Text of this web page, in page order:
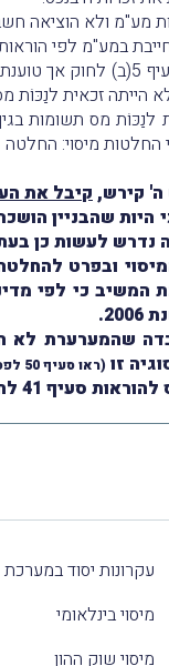
ולא הוציאה
סעיף 5(ב) לחוק מע"מ, וזאת מהטעם שהנכס נרכש
הייתה זכאית לנַכּוֹת
מס תשומות בגין
מיסוי: החלטה 8/11
ה' קירש, קיבל את
היות שהבניין
לעשות כן בעת
שהמערערת
זו (ראו סעיף 50 לפסק-הדין)
ותקנה 18 לתקנות מע"מ
עקרונות יסוד במערכת
מיסוי בינלאומי
מיסוי שוק ההון